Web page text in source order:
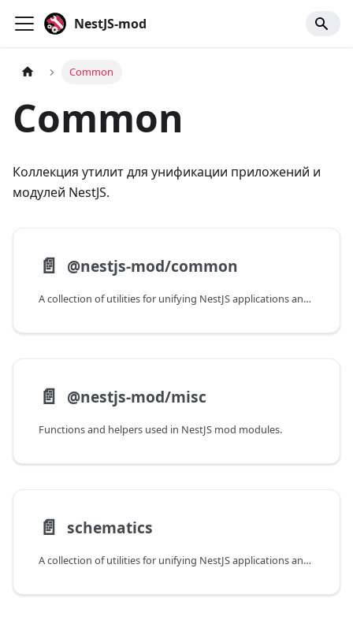
NestJS-mod
Common
Common
Коллекция утилит для унификации приложений и
модулей NestJS.
📄️ @nestjs-mod/common
A collection of utilities for unifying NestJS applications and modules
📄️ @nestjs-mod/misc
Functions and helpers used in NestJS mod modules.
📄️ schematics
A collection of utilities for unifying NestJS applications and modules.